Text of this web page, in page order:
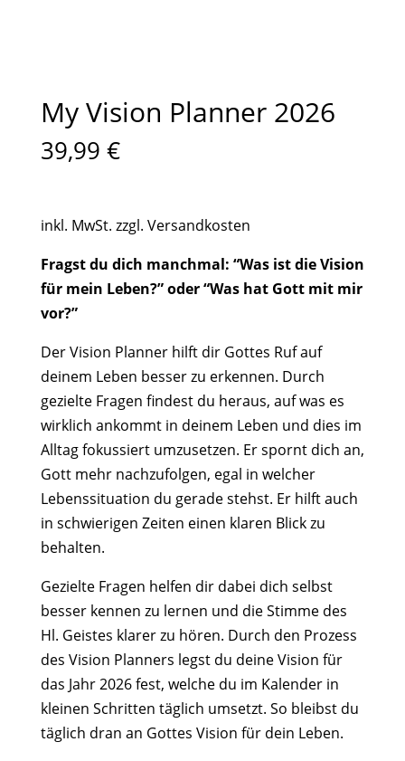
My Vision Planner 2026
39,99 €
inkl. MwSt. zzgl. Versandkosten
Fragst du dich manchmal: “Was ist die Vision
für mein Leben?” oder “Was hat Gott mit mir
vor?”
Der Vision Planner hilft dir Gottes Ruf auf
deinem Leben besser zu erkennen. Durch
gezielte Fragen findest du heraus, auf was es
wirklich ankommt in deinem Leben und dies im
Alltag fokussiert umzusetzen. Er spornt dich an,
Gott mehr nachzufolgen, egal in welcher
Lebenssituation du gerade stehst. Er hilft auch
in schwierigen Zeiten einen klaren Blick zu
behalten.
Gezielte Fragen helfen dir dabei dich selbst
besser kennen zu lernen und die Stimme des
Hl. Geistes klarer zu hören. Durch den Prozess
des Vision Planners legst du deine Vision für
das Jahr 2026 fest, welche du im Kalender in
kleinen Schritten täglich umsetzt. So bleibst du
täglich dran an Gottes Vision für dein Leben.